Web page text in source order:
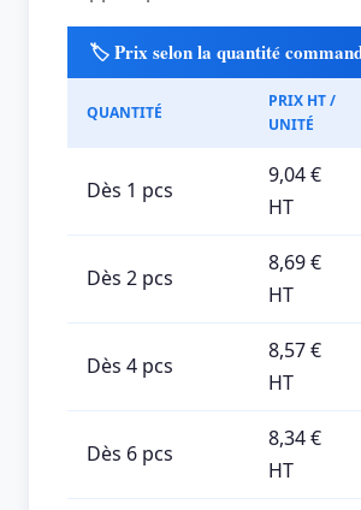
🏷️ Prix selon la quantité
QUANTITÉ
PRIX HT /
UNITÉ
Dès 1 pcs
9,04 €
HT
Dès 2 pcs
8,69 €
HT
Dès 4 pcs
8,57 €
HT
Dès 6 pcs
8,34 €
HT